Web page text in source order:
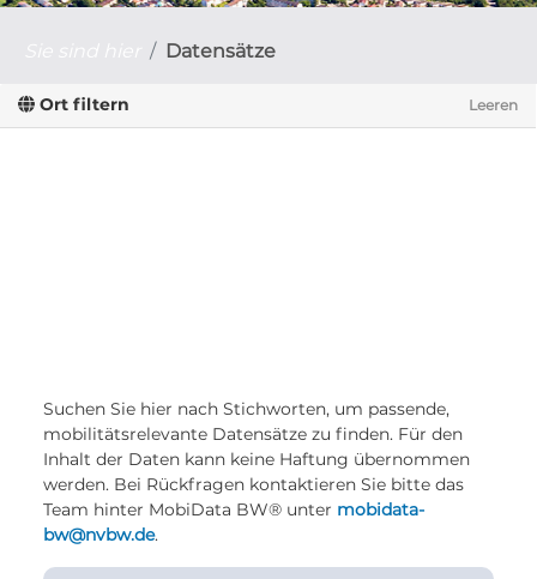
Datensätze
Ort filtern Leeren
Suchen Sie hier nach Stichworten, um passende,
mobilitätsrelevante Datensätze zu finden. Für den
Inhalt der Daten kann keine Haftung übernommen
werden. Bei Rückfragen kontaktieren Sie bitte das
Team hinter MobiData BW® unter mobidata-
bw@nvbw.de.